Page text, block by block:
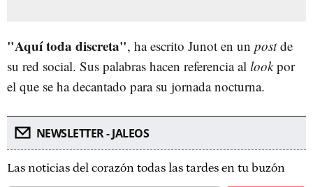
"Aquí toda discreta", ha escrito Junot en un postde
su red social. Sus palabras hacen referencia al lookpor
el que se ha decantado para su jornada nocturna.
NEWSLETTER - JALEOS
Las noticias del corazón todas las tardes en tu buzón